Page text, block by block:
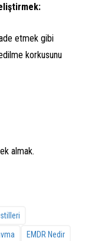
etmek gibi
korkusunu
almak.
EMDR Nedir